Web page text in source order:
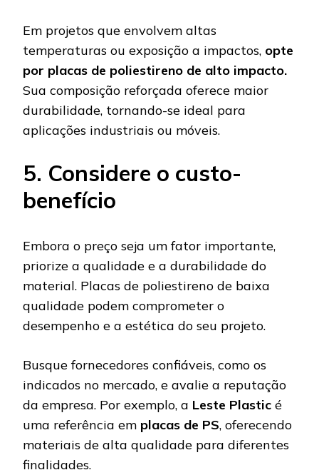
Em projetos que envolvem altas
temperaturas ou exposição a impactos, opte
por placas de poliestireno de alto impacto.
Sua composição reforçada oferece maior
durabilidade, tornando-se ideal para
aplicações industriais ou móveis.
5. Considere o custo-
benefício
Embora o preço seja um fator importante,
priorize a qualidade e a durabilidade do
material. Placas de poliestireno de baixa
qualidade podem comprometer o
desempenho e a estética do seu projeto.
Busque fornecedores confiáveis, como os
indicados no mercado, e avalie a reputação
da empresa. Por exemplo, a Leste Plastic é
uma referência em placas de PS, oferecendo
materiais de alta qualidade para diferentes
finalidades​​.